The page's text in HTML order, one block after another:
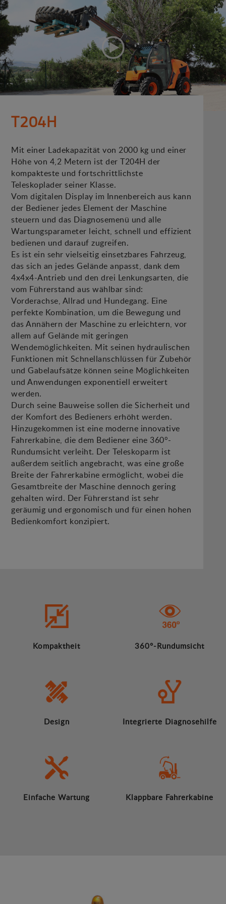
T204H
Mit einer Ladekapazität von 2000 kg und einer
Höhe von 4,2 Metern ist der T204H der
kompakteste und fortschrittlichste
Teleskoplader seiner Klasse.
Vom digitalen Display im Innenbereich aus kann
der Bediener jedes Element der Maschine
steuern und das Diagnosemenü und alle
Wartungsparameter leicht, schnell und effizient
bedienen und darauf zugreifen.
Es ist ein sehr vielseitig einsetzbares Fahrzeug,
das sich an jedes Gelände anpasst, dank dem
4x4x4-Antrieb und den drei Lenkungsarten, die
vom Führerstand aus wählbar sind:
Vorderachse, Allrad und Hundegang. Eine
perfekte Kombination, um die Bewegung und
das Annähern der Maschine zu erleichtern, vor
allem auf Gelände mit geringen
Wendemöglichkeiten. Mit seinen hydraulischen
Funktionen mit Schnellanschlüssen für Zubehör
und Gabelaufsätze können seine Möglichkeiten
und Anwendungen exponentiell erweitert
werden.
Durch seine Bauweise sollen die Sicherheit und
der Komfort des Bedieners erhöht werden.
Hinzugekommen ist eine moderne innovative
Fahrerkabine, die dem Bediener eine 360°-
Rundumsicht verleiht. Der Teleskoparm ist
außerdem seitlich angebracht, was eine große
Breite der Fahrerkabine ermöglicht, wobei die
Gesamtbreite der Maschine dennoch gering
gehalten wird. Der Führerstand ist sehr
geräumig und ergonomisch und für einen hohen
Bedienkomfort konzipiert.
Kompaktheit 360°-Rundumsicht
Design Integrierte Diagnosehilfe
Einfache Wartung Klappbare Fahrerkabine